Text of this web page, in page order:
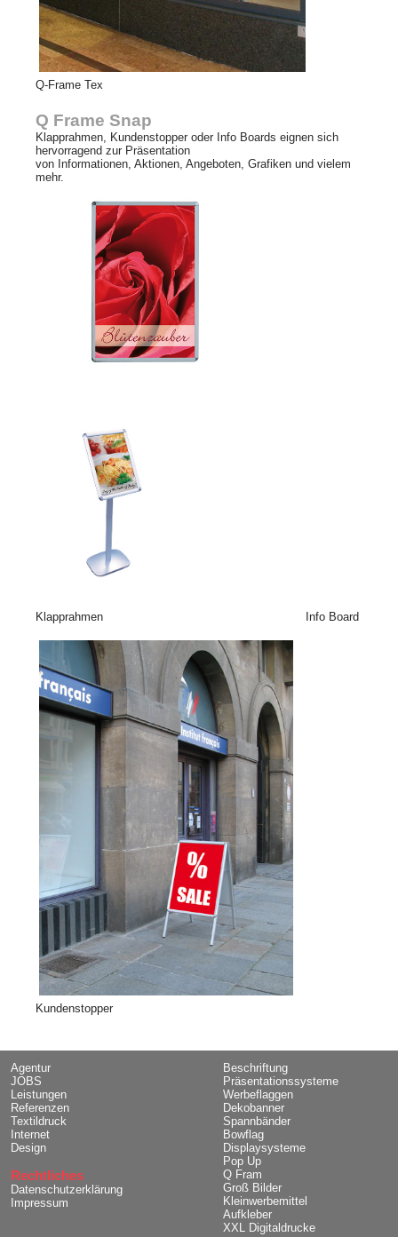
Q-Frame Tex
Q Frame Snap
Klapprahmen, Kundenstopper oder Info Boards eignen sich
hervorragend zur Präsentation
von Informationen, Aktionen, Angeboten, Grafiken und vielem
mehr.
Klapprahmen Info Board
Kundenstopper
Agentur
JOBS
Leistungen
Referenzen
Textildruck
Internet
Design
Rechtliches
Datenschutzerklärung
Impressum
Beschriftung
Präsentationssysteme
Werbeflaggen
Dekobanner
Spannbänder
Bowflag
Displaysysteme
Pop Up
Q Fram
Groß Bilder
Kleinwerbemittel
Aufkleber
XXL Digitaldrucke